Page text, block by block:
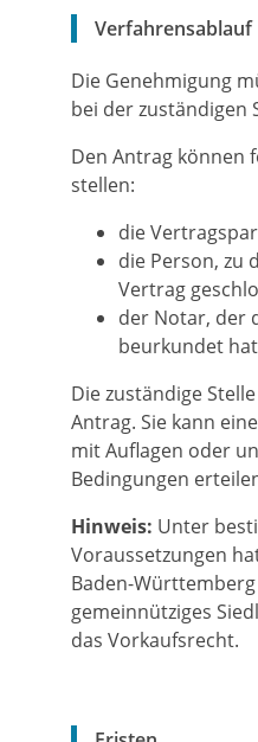
Verfahrensablauf
Die Genehmigung
bei der zuständigen
Den Antrag können
stellen:
die
die Person, zu
Vertrag
der Notar, der
beurkundet
Die zuständige
Antrag. Sie kann
mit Auflagen oder
Bedingungen
Hinweis: Unter
Voraussetzungen
Baden-
gemeinnütziges
das Vorkaufsrecht.